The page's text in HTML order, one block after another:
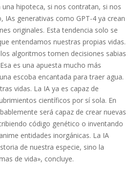
hipoteca, si nos contratan, si nos
IAs generativas como GPT-4 ya crean
originales. Esta tendencia solo se
entendamos nuestras propias vidas.
algoritmos tomen decisiones sabias
es una apuesta mucho más
escoba encantada para traer agua.
vidas. La IA ya es capaz de
científicos por sí sola. En
será capaz de crear nuevas
código genético o inventando
entidades inorgánicas. La IA
de nuestra especie, sino la
de vida», concluye.